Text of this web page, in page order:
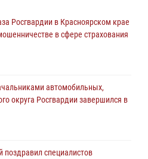
Росгвардии в Красноярском крае
в сфере страхования
автомобильных,
округа Росгвардии завершился в
поздравил специалистов